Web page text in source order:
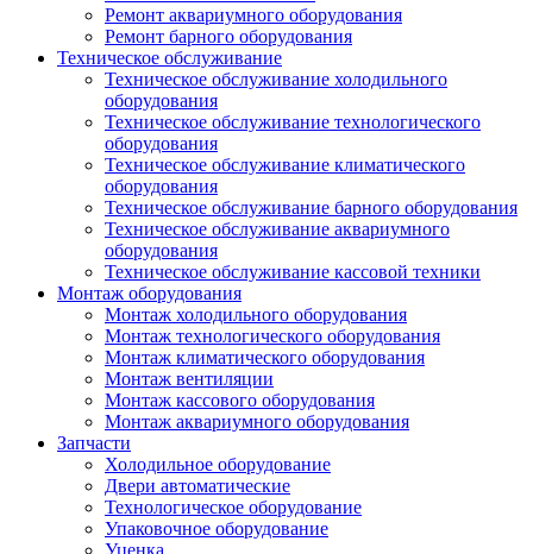
Ремонт аквариумного оборудования
Ремонт барного оборудования
Техническое обслуживание
Техническое обслуживание холодильного
оборудования
Техническое обслуживание технологического
оборудования
Техническое обслуживание климатического
оборудования
Техническое обслуживание барного оборудования
Техническое обслуживание аквариумного
оборудования
Техническое обслуживание кассовой техники
Монтаж оборудования
Монтаж холодильного оборудования
Монтаж технологического оборудования
Монтаж климатического оборудования
Монтаж вентиляции
Монтаж кассового оборудования
Монтаж аквариумного оборудования
Запчасти
Холодильное оборудование
Двери автоматические
Технологическое оборудование
Упаковочное оборудование
Уценка